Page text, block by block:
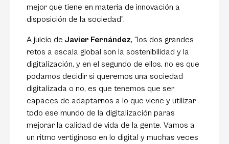
mejor que tiene en materia de innovación a
disposición de la sociedad”.
A juicio deJavier Fernández, “los dos grandes
retos a escala global son la sostenibilidad y la
digitalización, y en el segundo de ellos, no es que
podamos decidir si queremos una sociedad
digitalizada o no, es que tenemos que ser
capaces de adaptarnos a lo que viene y utilizar
todo ese mundo de la digitalización paras
mejorar la calidad de vida de la gente. Vamos a
un ritmo vertiginoso en lo digital y muchas veces